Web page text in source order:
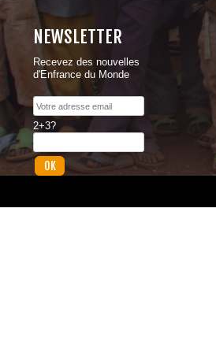
NEWSLETTER
Recevez des nouvelles
d'Enfrance du Monde
2+3?